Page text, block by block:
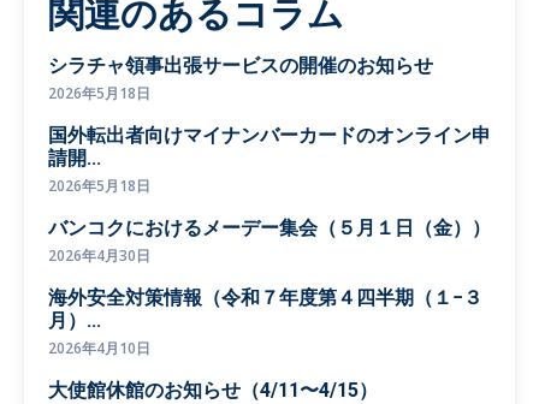
関連のあるコラム
シラチャ領事出張サービスの開催のお知らせ
2026年5月18日
国外転出者向けマイナンバーカードのオンライン申
請開...
2026年5月18日
バンコクにおけるメーデー集会（５月１日（金））
2026年4月30日
海外安全対策情報（令和７年度第４四半期（１−３
月）...
2026年4月10日
大使館休館のお知らせ（4/11〜4/15）